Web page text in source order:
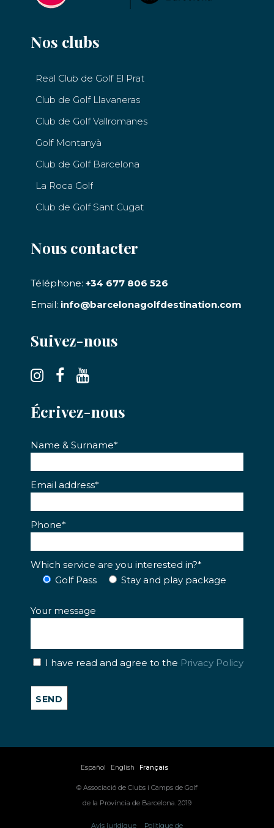
Nos clubs
Real Club de Golf El Prat
Club de Golf Llavaneras
Club de Golf Vallromanes
Golf Montanyà
Club de Golf Barcelona
La Roca Golf
Club de Golf Sant Cugat
Nous contacter
Téléphone: +34 677 806 526
Email: info@barcelonagolfdestination.com
Suivez-nous
Écrivez-nous
Name & Surname*
Email address*
Phone*
Which service are you interested in?*
Golf Pass
Stay and play package
Your message
I have read and agree to the Privacy Policy
Español English Français
© Associació de Clubs i Camps de Golf
de la Província de Barcelona. 2019
Avis juridique Politique de